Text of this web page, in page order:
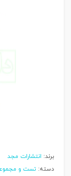
برند: انتشارات مجد
دسته: تست و